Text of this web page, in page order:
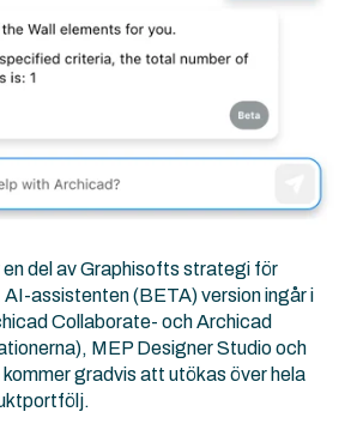
del av Graphisofts strategi för
assistenten (BETA) version ingår i
Collaborate- och Archicad
MEP Designer Studio och
gradvis att utökas över hela